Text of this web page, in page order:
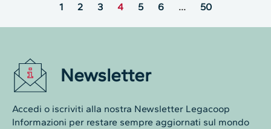
1 2 3 4 5 6 … 50
Newsletter
Accedi o iscriviti alla nostra Newsletter Legacoop
Informazioni per restare sempre aggiornati sul mondo